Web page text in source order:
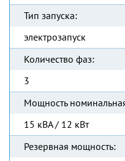
Тип запуска:
электрозапуск
Количество фаз:
3
Мощность
15 кВА / 12 кВт
Резервная мощность: